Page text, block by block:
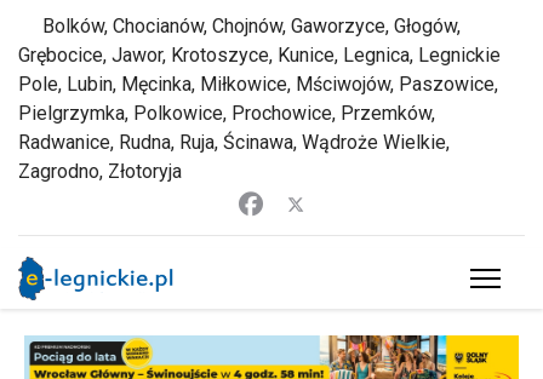
Bolków, Chocianów, Chojnów, Gaworzyce, Głogów,
Grębocice, Jawor, Krotoszyce, Kunice, Legnica, Legnickie
Pole, Lubin, Męcinka, Miłkowice, Mściwojów, Paszowice,
Pielgrzymka, Polkowice, Prochowice, Przemków,
Radwanice, Rudna, Ruja, Ścinawa, Wądroże Wielkie,
Zagrodno, Złotoryja